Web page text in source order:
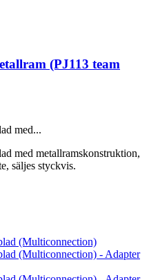
(PJ113 team
med...
med metallramskonstruktion,
säljes styckvis.